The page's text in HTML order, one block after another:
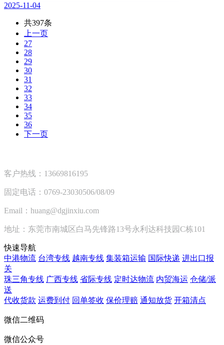
2025-11-04
共397条
上一页
27
28
29
30
31
32
33
34
35
36
下一页
客户热线：13669816195
固定电话：0769-23030506/08/09
Email：huang@dgjinxiu.com
地址：东莞市南城区白马先锋路13号永利达科技园C栋101
快速导航
中港物流 台湾专线 越南专线 集装箱运输 国际快递 进出口报
关
珠三角专线 广西专线 省际专线 定时达物流 内贸海运 仓储/派
送
代收货款 运费到付 回单签收 保价理赔 通知放货 开箱清点
微信二维码
微信公众号